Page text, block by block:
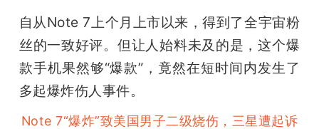
开
课
自从Note 7上个月上市以来，得到了全宇宙粉
丝的一致好评。但让人始料未及的是，这个爆
款手机果然够“爆款”，竟然在短时间内发生了
多起爆炸伤人事件。
Note 7“爆炸”致美国男子二级烧伤，三星遭起诉